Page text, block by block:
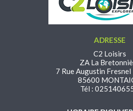
ADRESSE
C2 Loisirs
ZA La
7 Rue Augustin
85600
Tél :